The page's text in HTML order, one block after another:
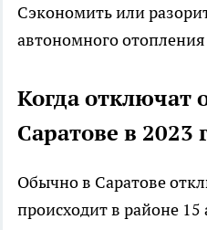
Сэкономить или
автономного отопления
Когда отключат
Саратове в 2023
Обычно в Саратове
происходит в районе 15